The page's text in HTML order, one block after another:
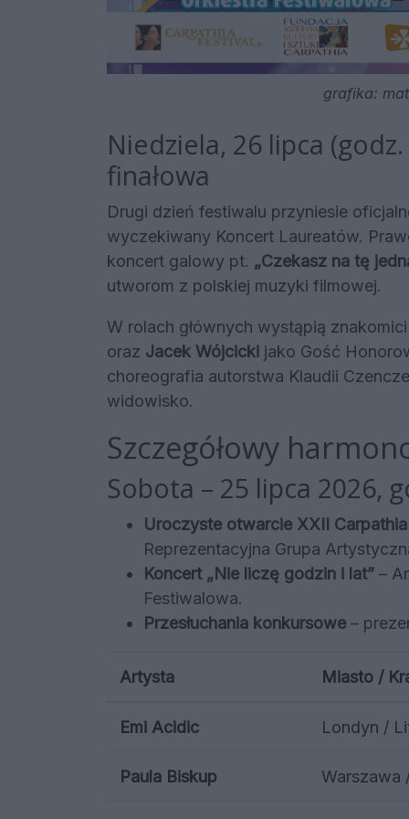
grafika:
Niedziela, 26 lipca
finałowa
Drugi dzień festiwalu przyniesie
wyczekiwany Koncert Laureatów.
koncert galowy pt. „Czekasz na tę
utworom z polskiej muzyki filmowej.
W rolach głównych wystąpią
oraz Jacek Wójcicki jako Gość
choreografia autorstwa Klaudii
widowisko.
Szczegółowy
Sobota – 25 lipca 2026,
Uroczyste otwarcie XXII Carpathia
Reprezentacyjna Grupa
Koncert „Nie liczę godzin i lat” –
Festiwalowa.
Przesłuchania konkursowe –
Artysta Miasto /
Emi Acidic Londyn /
Paula Biskup Warszawa